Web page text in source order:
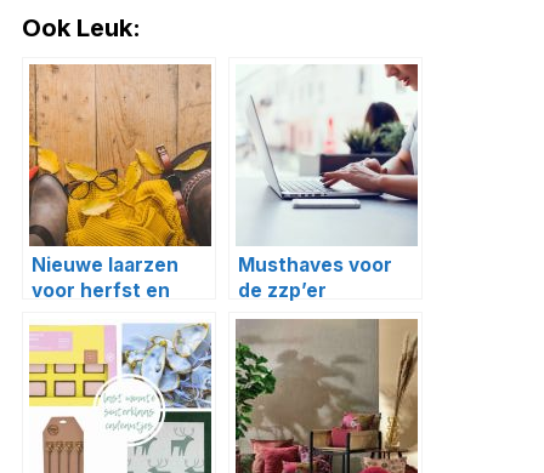
Ook Leuk:
Nieuwe laarzen
voor herfst en
Musthaves voor
de zzp’er